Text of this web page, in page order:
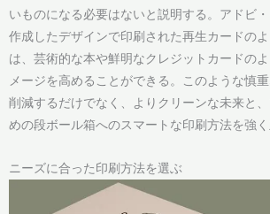
いものになる必要はないと説明する。アドビ
作成したデザインで印刷された再生カードの
は、芸術的な本や鮮明なクレジットカードの
メージを高めることができる。このような慎
削減するだけでなく、よりクリーンな未来と
めの段ボール箱へのスマートな印刷方法を強く
ニーズに合った印刷方法を選ぶ